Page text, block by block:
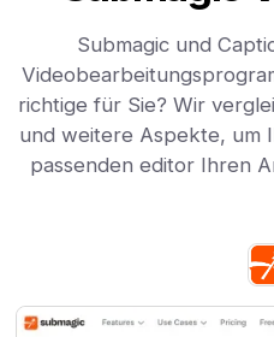
Submagic und
richtige für Sie? Wir
und weitere Aspekte, um
passenden editor Ihren